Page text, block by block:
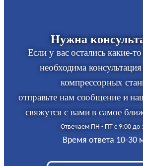
Нужна
Если у вас остались какие-
необходима
компрессорных
отправьте нам сообщение и
свяжутся с вами в самое
Отвечаем ПН - ПТ с 9:00 до
Время ответа 10-30